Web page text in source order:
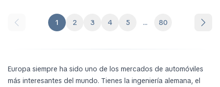
1 2 3 4 5 ... 80
Europa siempre ha sido uno de los mercados de automóviles
más interesantes del mundo. Tienes la ingeniería alemana, el